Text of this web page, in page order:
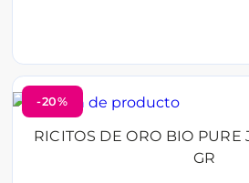
-20%
RICITOS DE ORO BIO
GR